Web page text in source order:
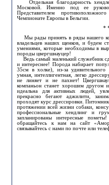
Отдельная благодарность
Московой. Именно под ее
Представителем
Чемпионате Европы в Бельгии.
*
Мы рады принять в ряды нашего
владельцев наших щенков, и будем
умениями, которые необходимы в
породы цвергшнауцер!
Ведь самый маленький служебник
и интереснее! Порода набирает
35см в холке), из-за удивительного
умная, интеллигентная, легко
не линяет и не пахнет!
компаньон станет хорошим другом
идеальна для активных людей,
прекрасно бегают аджилити,
проходят курс дрессировки.
протяжении всей жизни собаки,
профессиональные хендлинг и
запланированы интересные
обращайтесь к нам на сайт
связывайтесь с нами по почте или